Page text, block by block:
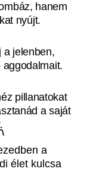
hanem
nyújt.
a jelenben,
pillanatokat
a saját
a
élet kulcsa